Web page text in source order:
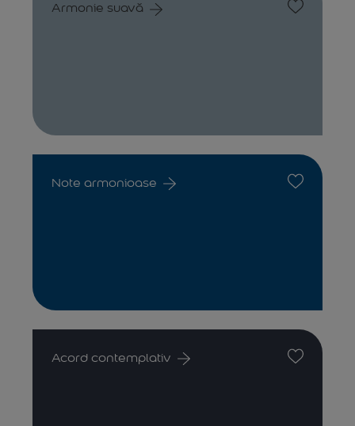
Armonie suavă
Note armonioase
Acord contemplativ